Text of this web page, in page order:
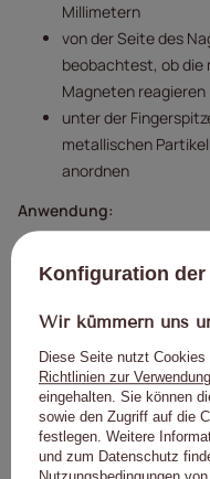
Millimetern
von der Seite des
beobachtest, ob die
Magneten reagieren
unter der
metallischen
anordnen
Anwendung:
und matte die
dehydrieren und die
Tragen Sie eine
Sie diese in der
Herstellerangaben).
entsprechend dem
Tragen Sie eine
Konfiguration
Wir kümmern uns
Diese Seite nutzt
Richtlinien zur
eingehalten. Sie können
sowie den Zugriff auf die
festlegen. Weitere
und zum Datenschutz